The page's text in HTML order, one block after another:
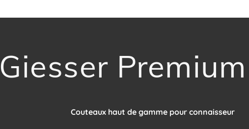
Giesser
Couteaux haut de gamme pour connaisseur